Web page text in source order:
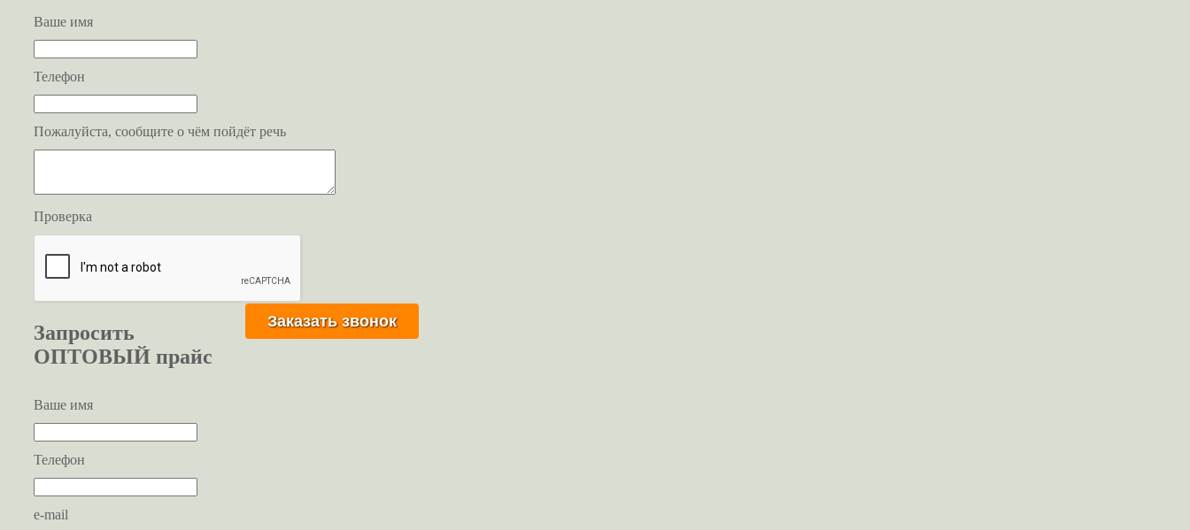
Ваше имя
Телефон
Пожалуйста, сообщите о чём пойдёт речь
Проверка
Запросить
ОПТОВЫЙ прайс
Ваше имя
Телефон
e-mail